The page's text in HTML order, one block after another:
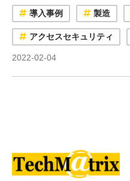
導入事例 製造
アクセスセキュリティ
2022-02-04